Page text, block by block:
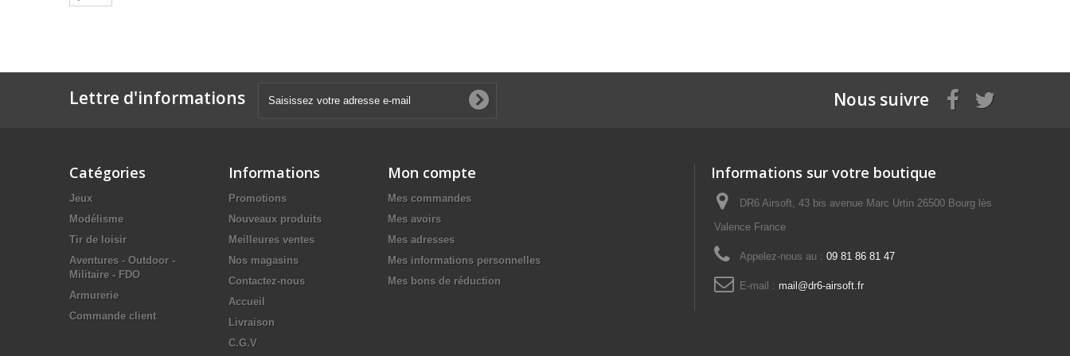
Lettre d'informations Nous suivre
Catégories
Jeux
Modélisme
Tir de loisir
Aventures - Outdoor -
Militaire - FDO
Armurerie
Commande client
Informations
Promotions
Nouveaux produits
Meilleures ventes
Nos magasins
Contactez-nous
Accueil
Livraison
C.G.V
Mon compte
Mes commandes
Mes avoirs
Mes adresses
Mes informations personnelles
Mes bons de réduction
Informations sur votre boutique
DR6 Airsoft, 43 bis avenue Marc Urtin 26500 Bourg lès
Valence France
Appelez-nous au : 09 81 86 81 47
E-mail : mail@dr6-airsoft.fr